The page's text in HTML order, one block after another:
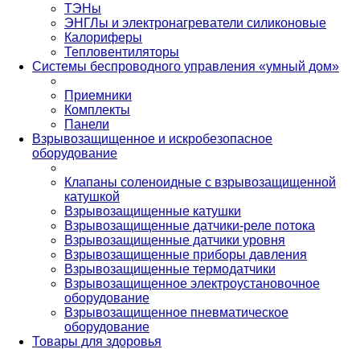
ТЭНы
ЭНГЛы и электронагреватели силиконовые
Калориферы
Тепловентиляторы
Системы беспроводного управления «умный дом»
Приемники
Комплекты
Панели
Взрывозащищенное и искробезопасное
оборудование
Клапаны соленоидные с взрывозащищенной
катушкой
Взрывозащищенные катушки
Взрывозащищенные датчики-реле потока
Взрывозащищенные датчики уровня
Взрывозащищенные приборы давления
Взрывозащищенные термодатчики
Взрывозащищенное электроустановочное
оборудование
Взрывозащищенное пневматическое
оборудование
Товары для здоровья